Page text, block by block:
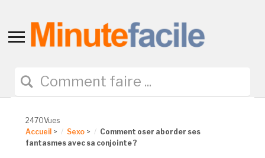
Toggle
navigation
2470Vues
Accueil > Sexo >
Comment oser aborder ses
fantasmes avec sa conjointe ?